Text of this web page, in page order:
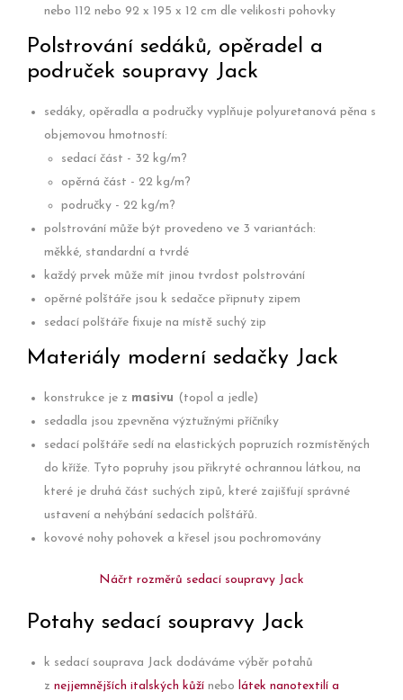
nebo 112 nebo 92 x 195 x 12 cm dle velikosti pohovky
Polstrování sedáků, opěradel a
područek soupravy Jack
sedáky, opěradla a područky vyplňuje polyuretanová pěna s
objemovou hmotností:
sedací část - 32 kg/m?
opěrná část - 22 kg/m?
područky - 22 kg/m?
polstrování může být provedeno ve 3 variantách:
měkké, standardní a tvrdé
každý prvek může mít jinou tvrdost polstrování
opěrné polštáře jsou k sedačce připnuty zipem
sedací polštáře fixuje na místě suchý zip
Materiály moderní sedačky Jack
konstrukce je z masivu (topol a jedle)
sedadla jsou zpevněna výztužnými příčníky
sedací polštáře sedí na elastických popruzích rozmístěných
do kříže. Tyto popruhy jsou přikryté ochrannou látkou, na
které je druhá část suchých zipů, které zajišťují správné
ustavení a nehýbání sedacích polštářů.
kovové nohy pohovek a křesel jsou pochromovány
Náčrt rozměrů sedací soupravy Jack
Potahy sedací soupravy Jack
k sedací souprava Jack dodáváme výběr potahů
z nejjemnějších italských kůží nebo látek nanotextilí a